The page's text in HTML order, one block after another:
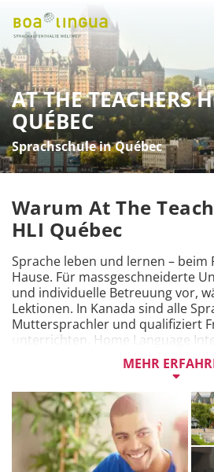
AT THE TEACHERS
QUÉBEC
Sprachschule in Québec
Warum At The
HLI Québec
Sprache leben und lernen – beim
Hause. Für massgeschneiderte
und individuelle Betreuung vor,
Lektionen. In Kanada sind alle
Muttersprachler und qualifiziert
unterrichten. Home Language
Sprachlehrer und Gastfamilien
findet für jeden Studenten genau
berufstätig bist. Spannende
mit Einheimischen bringen dir
authentisch näher. Gemeinsam
machen deinen
MEHR